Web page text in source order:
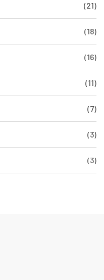
(21)
(18)
(16)
(11)
(7)
(3)
(3)